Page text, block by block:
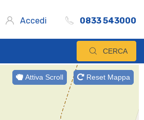
Accedi 0833 543000
CERCA
Attiva Scroll Reset Mappa